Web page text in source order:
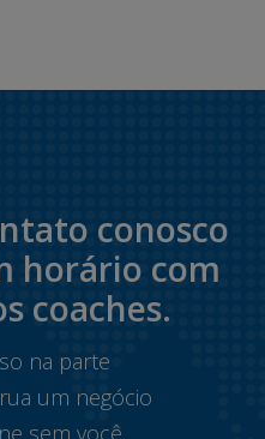
conosco
horário com
coaches.
na parte
um negócio
sem você.